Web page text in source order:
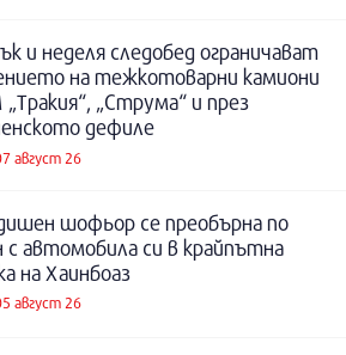
и неделя следобед ограничават
на тежкотоварни камиони
„Струма“ и през
дефиле
август 26
шофьор се преобърна по
с автомобила си в крайпътна
на Хаинбоаз
август 26